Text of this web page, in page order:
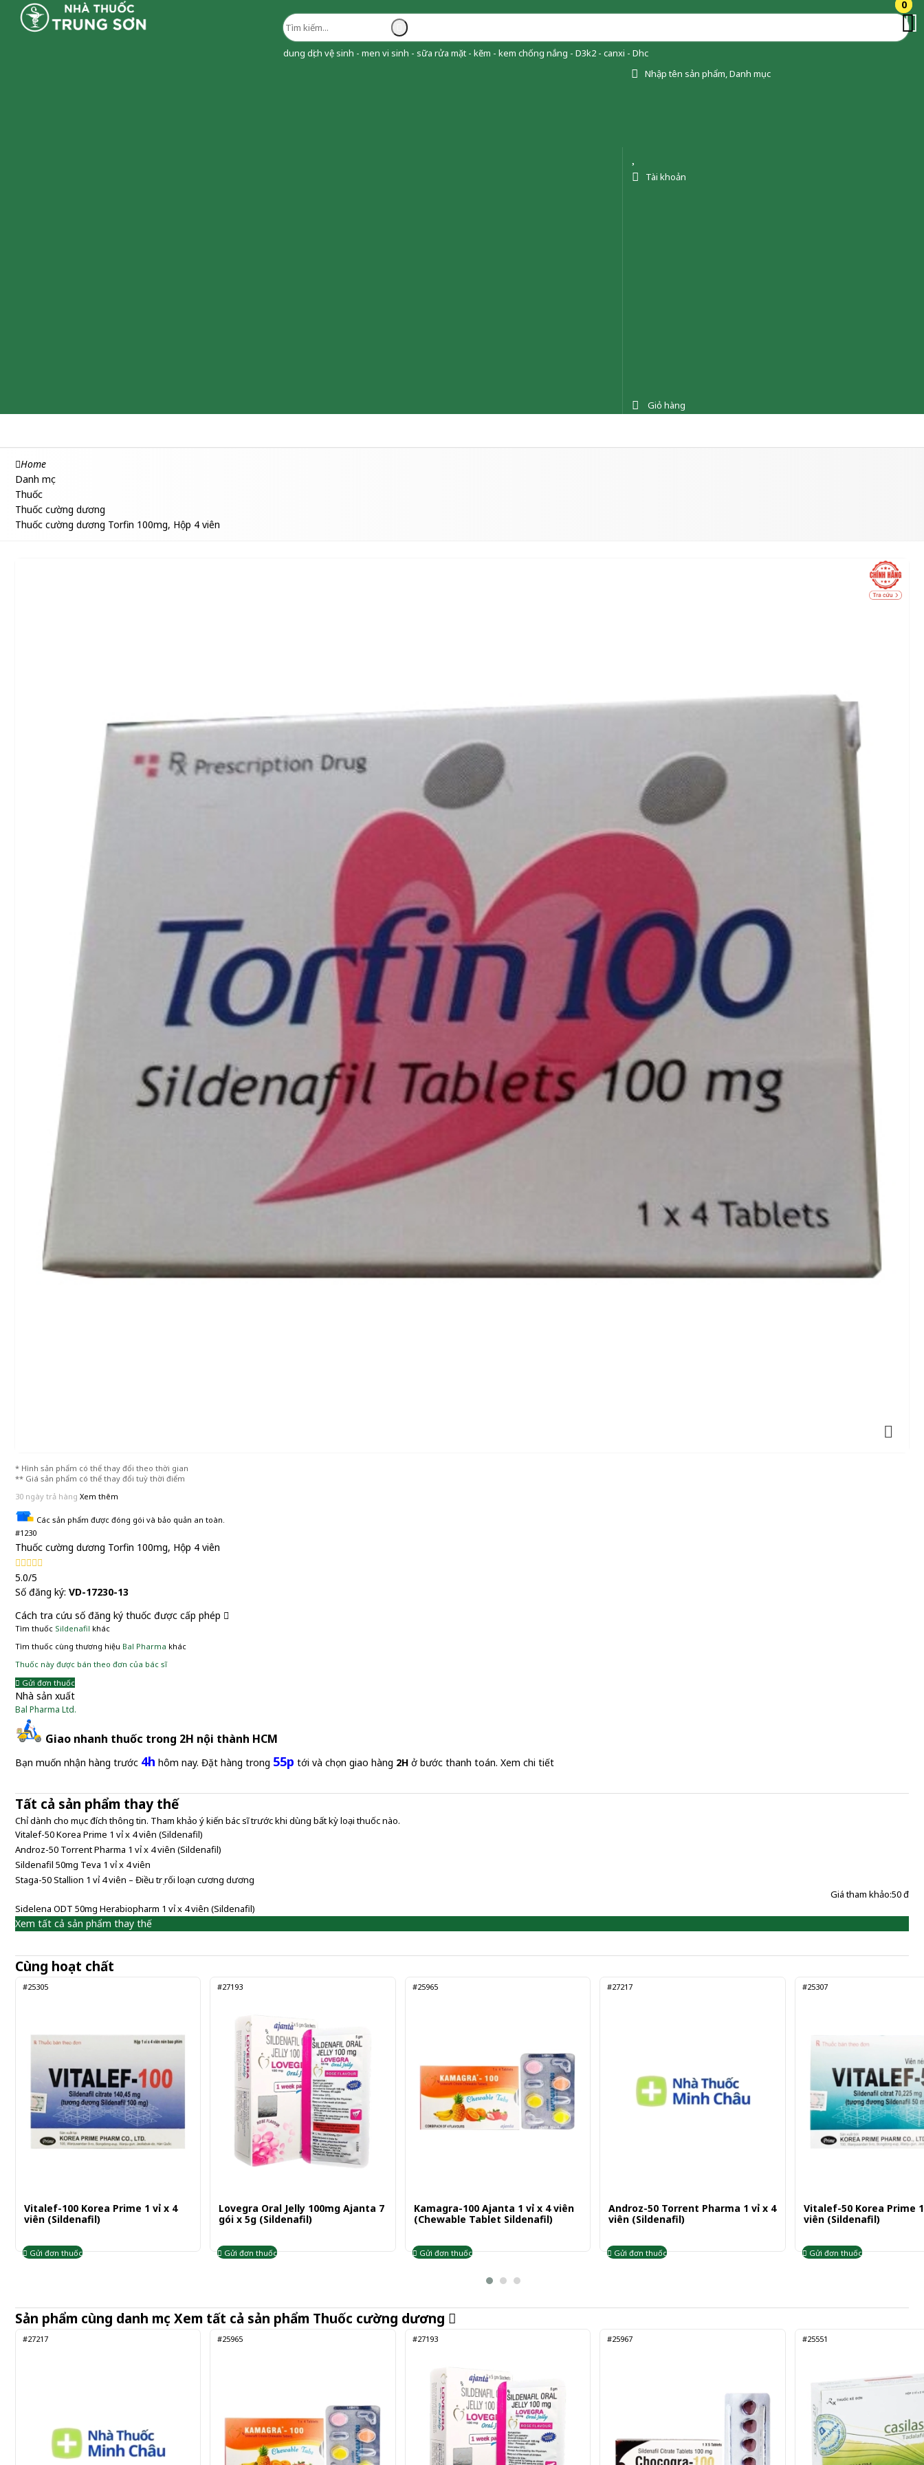
dung dịch vệ sinh - men vi sinh - sữa rửa mặt - kẽm - kem chống nắng - D3k2 - canxi - Dhc
Nhập tên sản phẩm, Danh mục
0
Tài khoản
0
Giỏ hàng
Home
Danh mục
Thuốc
Thuốc cường dương
Thuốc cường dương Torfin 100mg, Hộp 4 viên
* Hình sản phẩm có thể thay đổi theo thời gian
** Giá sản phẩm có thể thay đổi tuỳ thời điểm
30 ngày trả hàng Xem thêm
Các sản phẩm được đóng gói và bảo quản an toàn.
#1230
Thuốc cường dương Torfin 100mg, Hộp 4 viên
5.0/5
Số đăng ký: VD-17230-13
Cách tra cứu số đăng ký thuốc được cấp phép
Tìm thuốc Sildenafil khác
Tìm thuốc cùng thương hiệu Bal Pharma khác
Thuốc này được bán theo đơn của bác sĩ
Gửi đơn thuốc
Nhà sản xuất
Bal Pharma Ltd.
Giao nhanh thuốc trong 2H nội thành HCM
Bạn muốn nhận hàng trước 4h hôm nay. Đặt hàng trong 55p tới và chọn giao hàng 2H ở bước thanh toán. Xem chi tiết
Tất cả sản phẩm thay thế
Chỉ dành cho mục đích thông tin. Tham khảo ý kiến bác sĩ trước khi dùng bất kỳ loại thuốc nào.
Vitalef-50 Korea Prime 1 vỉ x 4 viên (Sildenafil)
Androz-50 Torrent Pharma 1 vỉ x 4 viên (Sildenafil)
Sildenafil 50mg Teva 1 vỉ x 4 viên
Staga-50 Stallion 1 vỉ 4 viên – Điều trị rối loạn cương dương
Giá tham khảo:50 đ
Sidelena ODT 50mg Herabiopharm 1 vỉ x 4 viên (Sildenafil)
Xem tất cả sản phẩm thay thế
Cùng hoạt chất
#25305
Vitalef-100 Korea Prime 1 vỉ x 4
viên (Sildenafil)
Gửi đơn thuốc
#27193
Lovegra Oral Jelly 100mg Ajanta 7
gói x 5g (Sildenafil)
Gửi đơn thuốc
#25965
Kamagra-100 Ajanta 1 vỉ x 4 viên
(Chewable Tablet Sildenafil)
Gửi đơn thuốc
#27217
Androz-50 Torrent Pharma 1 vỉ x 4
viên (Sildenafil)
Gửi đơn thuốc
#25307
Vitalef-50 Korea Prime
viên (Sildenafil)
Gửi đơn thuốc
Sản phẩm cùng danh mục Xem tất cả sản phẩm Thuốc cường dương
#27217 #25965 #27193 #25967 #25551